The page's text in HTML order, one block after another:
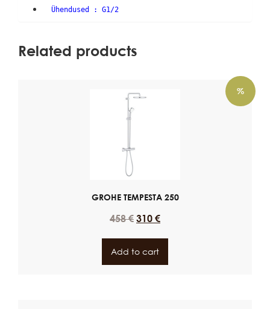
Ühendused : G1/2
Related products
%
GROHE TEMPESTA 250
458€ 310 €
Add to cart